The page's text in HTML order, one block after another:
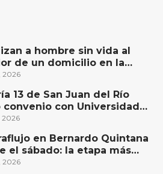
a hombre sin vida al
de un domicilio en la
El Rodeo, San Juan del
2026
13 de San Juan del Río
convenio con Universidad
del Bajío para recibir
2026
en Bernardo Quintana
el sábado: la etapa más
del operativo vial
2026